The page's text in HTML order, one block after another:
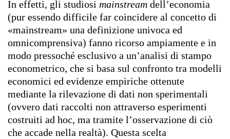
In effetti, gli studiosi mainstream dell’economia
(pur essendo difficile far coincidere al concetto di
«mainstream» una definizione univoca ed
omnicomprensiva) fanno ricorso ampiamente e in
modo pressoché esclusivo a un’analisi di stampo
econometrico, che si basa sul confronto tra modelli
economici ed evidenze empiriche ottenute
mediante la rilevazione di dati non sperimentali
(ovvero dati raccolti non attraverso esperimenti
costruiti ad hoc, ma tramite l’osservazione di ciò
che accade nella realtà). Questa scelta